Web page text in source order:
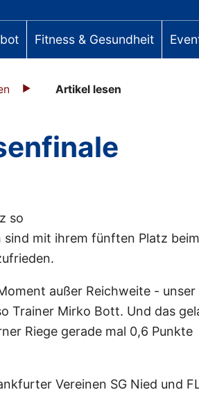
Fitness & Gesundheit
Artikel lesen
so
mit ihrem fünften Platz
außer Reichweite - unser
Trainer Mirko Bott. Und das
Riege gerade mal 0,6 Punkte
Vereinen SG Nied und